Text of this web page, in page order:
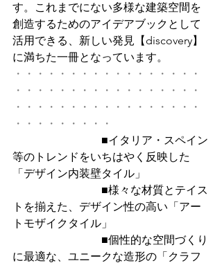
す。これまでにない多様な建築空間を
創造するためのアイデアブックとして
活用できる、新しい発見【discovery】
に満ちた一冊となっています。
・・・・・・・・・・・・・・・・・
・・・・・・・・・・・・・・・・・
・・・・・・・・・・・・・・・・・
・・・・・・・・・
■イタリア・スペイン
等のトレンドをいちはやく反映した
「デザイン内装壁タイル」
■様々な材質とテイス
トを揃えた、デザイン性の高い「アー
トモザイクタイル」
■個性的な空間づくり
に最適な、ユニークな造形の「クラフ